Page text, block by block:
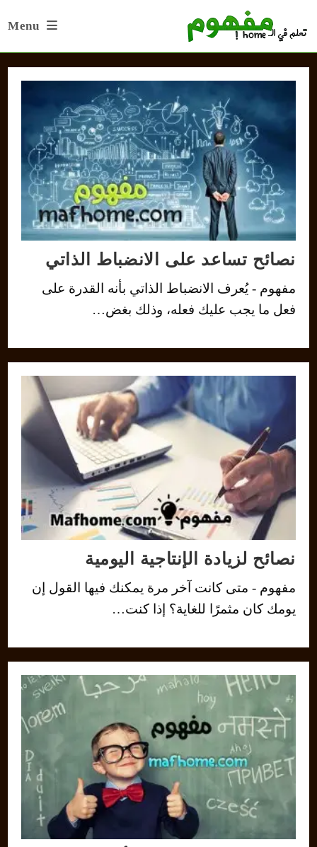
Menu
نصائح تساعد على الانضباط الذاتي
مفهوم - يُعرف الانضباط الذاتي بأنه القدرة على
فعل ما يجب عليك فعله، وذلك بغض…
نصائح لزيادة الإنتاجية اليومية
مفهوم - متى كانت آخر مرة يمكنك فيها القول إن
يومك كان مثمرًا للغاية؟ إذا كنت…